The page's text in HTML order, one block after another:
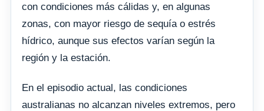
con condiciones más cálidas y, en algunas
zonas, con mayor riesgo de sequía o estrés
hídrico, aunque sus efectos varían según la
región y la estación.
En el episodio actual, las condiciones
australianas no alcanzan niveles extremos, pero